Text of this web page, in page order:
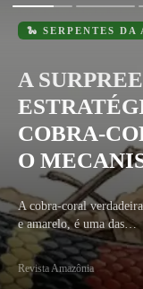
🐍 SERPENTES DA
A
COBRA-
O
A cobra-coral
e amarelo, é uma das…
Revista Amazônia